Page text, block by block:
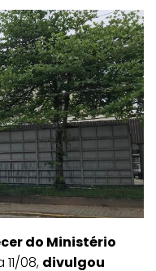
do Ministério
08, divulgou